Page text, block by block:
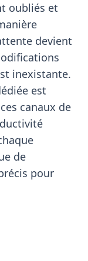
oubliés et
devient
inexistante.
est
canaux de
de
pour